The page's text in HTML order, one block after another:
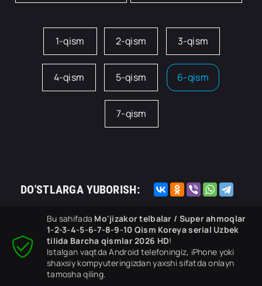
1-qism 2-qism 3-qism
4-qism 5-qism 6-qism
7-qism
DO'STLARGA YUBORISH:
Bu sahifada Mo'jizakor telbalar / Super ahmoqlar
1-2-3-4-5-6-7-8-9-10 Qism Koreya serial Uzbek
tilida Barcha qismlar 2026 HD!
Istalgan vaqtda Android telefoningiz, iPhone yoki
shaxsiy kompyuteringizdan yaxshi sifatda onlayn
tamosha qiling.